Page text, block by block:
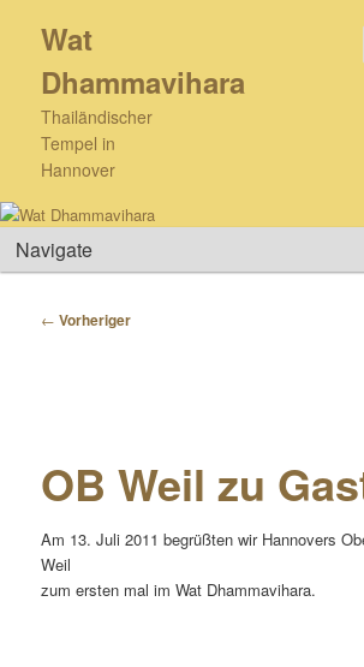
primären
springen
Wat
Dhammavihara
Thailändischer
Tempel in
Hannover
Hauptmenü
Beitragsnavigation
← Vorheriger
OB Weil zu
Am 13. Juli 2011 begrüßten wir Hannovers
Weil
zum ersten mal im Wat Dhammavihara.